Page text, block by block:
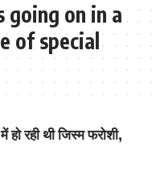
on in a
of special
रही थी जिस्म फरोशी,